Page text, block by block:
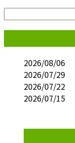
2026/08/06
2026/07/29
2026/07/22
2026/07/15